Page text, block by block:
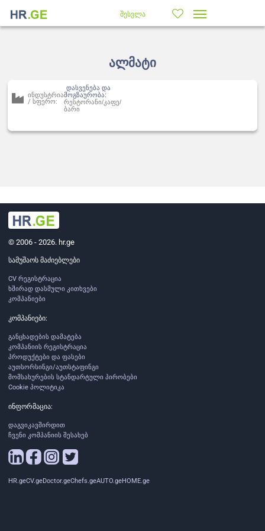
შესვლა
ალმატი
ინდუსტრია
/ სფერო:
დასვენება და
მოგზაურობა:
რესტორანი/კაფე/
ბარი
© 2006 - 2026. hr.ge
სამუშაოს მაძიებლები
CV რეგისტრაცია
ხშირად დასმული კითხვები
კომპანიები
კომპანიები:
განცხადების დამატება
კომპანიის რეგისტრაცია
პროდუქტები და ფასები
აუთსორსინგი/აუთსტაფინგი
მომსახურების სტანდარტული პირობები
Cookie პოლიტიკა
ინფორმაცია:
დაგვიკავშირდით
ჩვენი კომპანიის შესახებ
HR.geCV.geDoctor.geChefs.geAUTO.geHOME.ge